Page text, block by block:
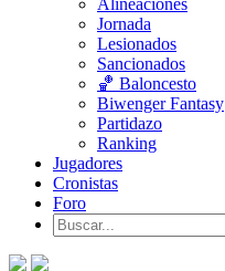
Alineaciones
Jornada
Lesionados
Sancionados
🏀 Baloncesto
Biwenger Fantasy
Partidazo
Ranking
Jugadores
Cronistas
Foro